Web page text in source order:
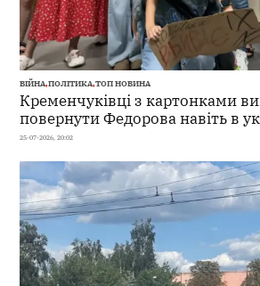
ВІЙНА,ПОЛІТИКА,ТОП НОВИНА
Кременчуківці з картонками
повернути Федорова навіть в
25-07-2026, 20:02